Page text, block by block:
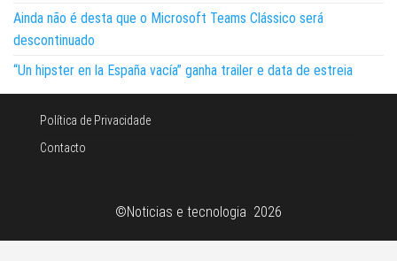
Ainda não é desta que o Microsoft Teams Clássico será
descontinuado
“Un hipster en la España vacía” ganha trailer e data de estreia
Política de Privacidade
Contacto
©Noticias e tecnologia 2026